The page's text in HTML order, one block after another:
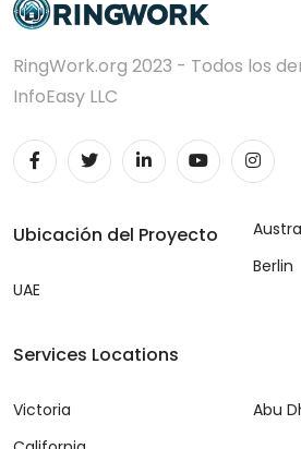
RingWork.org 2023 - Todos los
InfoEasy LLC
Ubicación del Proyecto
UAE
Berlin
Services Locations
Victoria
Abu